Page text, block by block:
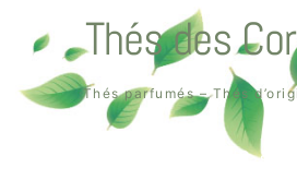
Thés des
Thés parfumés – Thés
Boutique un